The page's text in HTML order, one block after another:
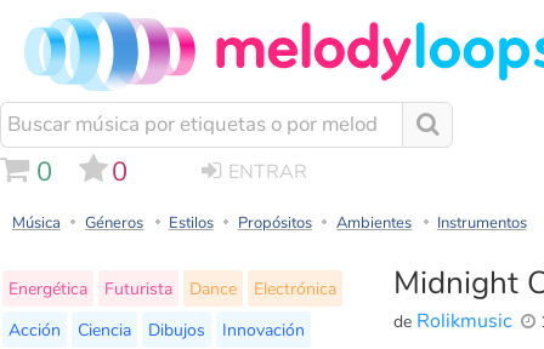
0 0 ENTRAR
Música Géneros Estilos Propósitos Ambientes Instrumentos
Midnight
de Rolikmusic
Energética Futurista Dance
Electrónica
Acción
Ciencia Dibujos
Innovación